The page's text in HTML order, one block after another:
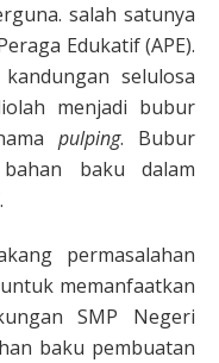
salah satunya
Edukatif (APE).
selulosa
menjadi bubur
pulping. Bubur
baku dalam
permasalahan
memanfaatkan
SMP Negeri
baku pembuatan